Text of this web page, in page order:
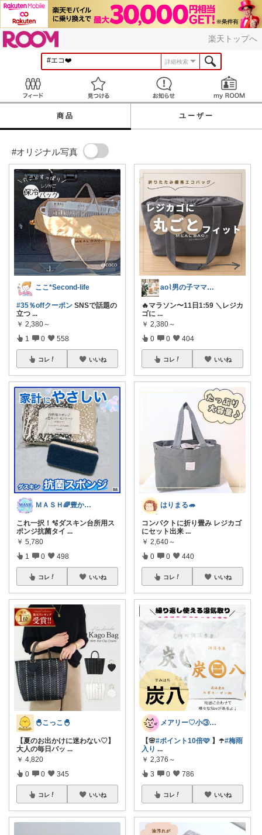
楽天トップへ
詳細検索
見つける お知らせ
商品 ユーザー
#オリジナル写真
ここ*Second-life
#35％offクーポン SNSで話題の
立つ ...
￥ 2,380～
1 0 558
コレ いいね
ＭＡＳＨ🌈豊かな生活へカスタマイズ🌈
これ一択！🫧ダスキン台所用ス
ポンジ抗菌タイ ...
￥ 5,780
1 0 498
コレ いいね
🐣こっこ🐣
【夏のお出かけに迷わない♡】
大人の毎日バッ ...
￥ 4,820
0 0 345
コレ いいね
ao⌇男の子ママの暮らし
🔥マラソン〜11日1:59 ＼レジカ
ゴに ...
￥ 2,380～
0 0 404
コレ いいね
はりまる🦔
コンパクトに折り畳み レジカゴ
にセット出来 ...
￥ 2,640～
0 0 440
コレ いいね
メアリー♡小③女の子のママ•᎑•ꕤ
【🌸#ポイント10倍🩷 】☂️#梅雨
入り ...
￥ 2,376～
3 0 786
コレ いいね